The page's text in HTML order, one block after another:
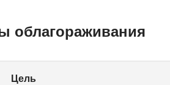
облагораживания
Цель